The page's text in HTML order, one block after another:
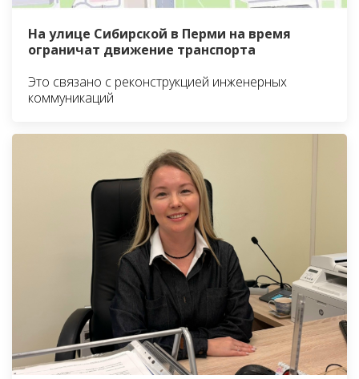
На улице Сибирской в Перми на время
ограничат движение транспорта
Это связано с реконструкцией инженерных
коммуникаций